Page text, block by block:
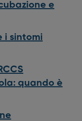
e
i sintomi
quando è